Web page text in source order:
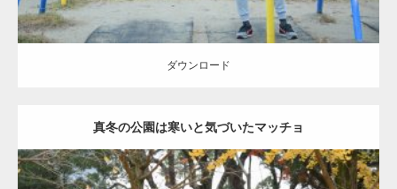
ダウンロード
真冬の公園は寒いと気づいたマッチョ